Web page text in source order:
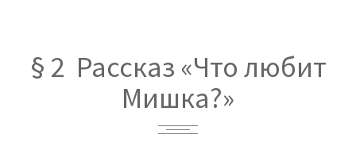
§ 2 Рассказ «Что любит
Мишка?»